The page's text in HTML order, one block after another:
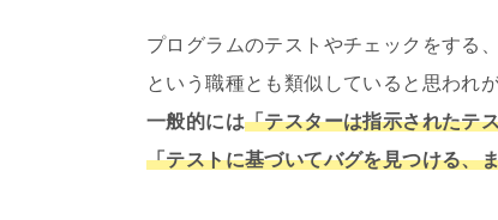
プログラムのテストやチェックをする
という職種とも類似していると思われ
一般的には「テスターは指示されたテ
「テストに基づいてバグを見つける、